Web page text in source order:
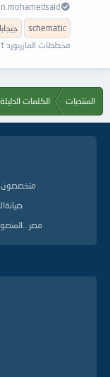
schematic
مخططات المازربورد Datasheet
المنتديات الكلمات الدليلة
متخصصون
مصر ..المنصورة